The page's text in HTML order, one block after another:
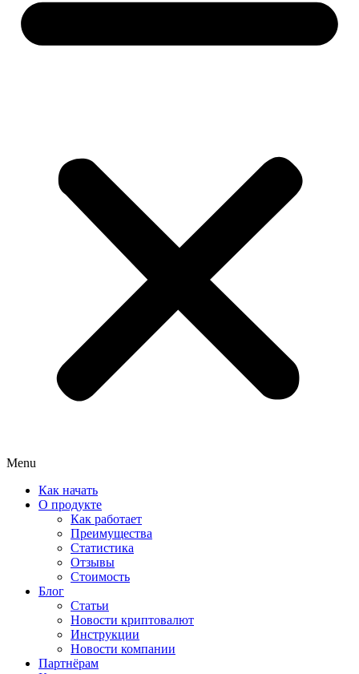
Menu
Как начать
О продукте
Как работает
Преимущества
Статистика
Отзывы
Стоимость
Блог
Статьи
Новости криптовалют
Инструкции
Новости компании
Партнёрам